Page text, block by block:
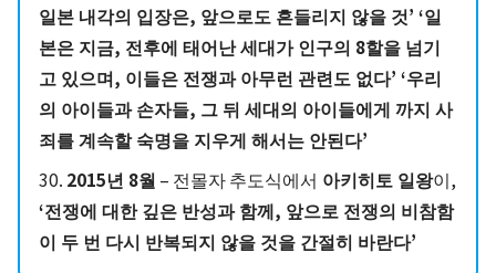
일본 내각의 입장은, 앞으로도 흔들리지 않을 것’ ‘일
본은 지금, 전후에 태어난 세대가 인구의 8할을 넘기
고 있으며, 이들은 전쟁과 아무런 관련도 없다’ ‘우리
의 아이들과 손자들, 그 뒤 세대의 아이들에게 까지 사
죄를 계속할 숙명을 지우게 해서는 안된다’
30. 2015년 8월 – 전몰자 추도식에서 아키히토 일왕이,
‘전쟁에 대한 깊은 반성과 함께, 앞으로 전쟁의 비참함
이 두 번 다시 반복되지 않을 것을 간절히 바란다’